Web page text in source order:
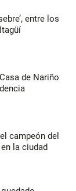
entre los
de Nariño
campeón del
la ciudad